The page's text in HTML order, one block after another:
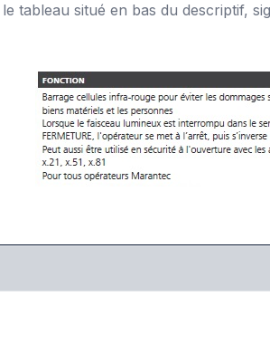
tableau situé en bas du descriptif,